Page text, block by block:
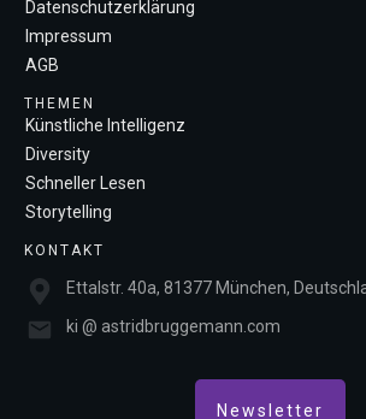
Datenschutzerklärung
Impressum
AGB
THEMEN
Künstliche Intelligenz
Diversity
Schneller Lesen
Storytelling
KONTAKT
Ettalstr. 40a, 81377 München,
ki @ astridbruggemann.com
Newsletter